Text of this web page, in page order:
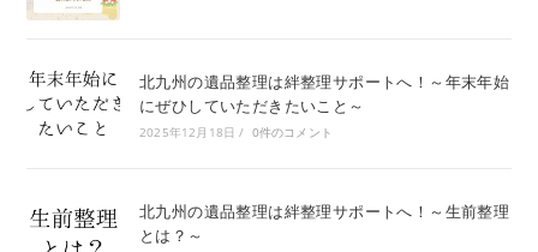
北九州の遺品整理は絆整理サポートへ！～年末年始
にぜひしていただきたいこと～
2025年12月18日 / 0件のコメント
北九州の遺品整理は絆整理サポートへ！～生前整理
とは？～